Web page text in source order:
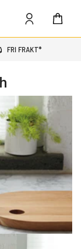
FRI FRAKT*